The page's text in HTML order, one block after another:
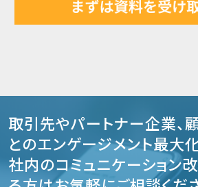
取引先やパートナー企業、
とのエンゲージメント最大
社内のコミュニケーション